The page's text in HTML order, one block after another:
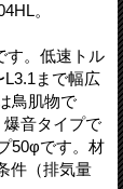
。
す。低速トル
まで幅広
鳥肌物で
音タイプで
50φです。材
件（排気量